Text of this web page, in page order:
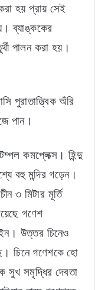
হয় প্রায় সেই
ব্যাঙ্ককের
পালন করা হয়।
পুরাতাত্ত্বিক অঁরি
পান।
কমপ্লেক্স। হিন্দু
বহু মন্দির গড়েন।
৩ মিটার মূর্তি
গণেশ
উত্তর চিনেও
চিনে গণেশকে হো
সুখ সমৃদ্ধির দেবতা